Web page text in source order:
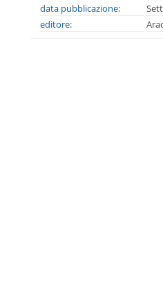
data pubblicazione:
editore: